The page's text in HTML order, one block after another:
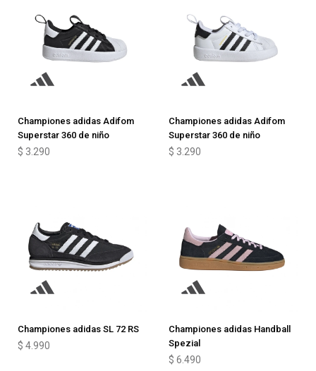
Championes adidas Adifom
Superstar 360 de niño
$ 3.290
Championes adidas Adifom
Superstar 360 de niño
$ 3.290
Championes adidas SL 72 RS
$ 4.990
Championes adidas Handball
Spezial
$ 6.490